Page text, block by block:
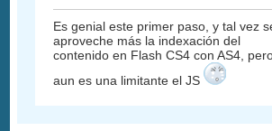
Es genial este primer paso, y tal vez
aproveche más la indexación del
contenido en Flash CS4 con AS4,
aun es una limitante el JS